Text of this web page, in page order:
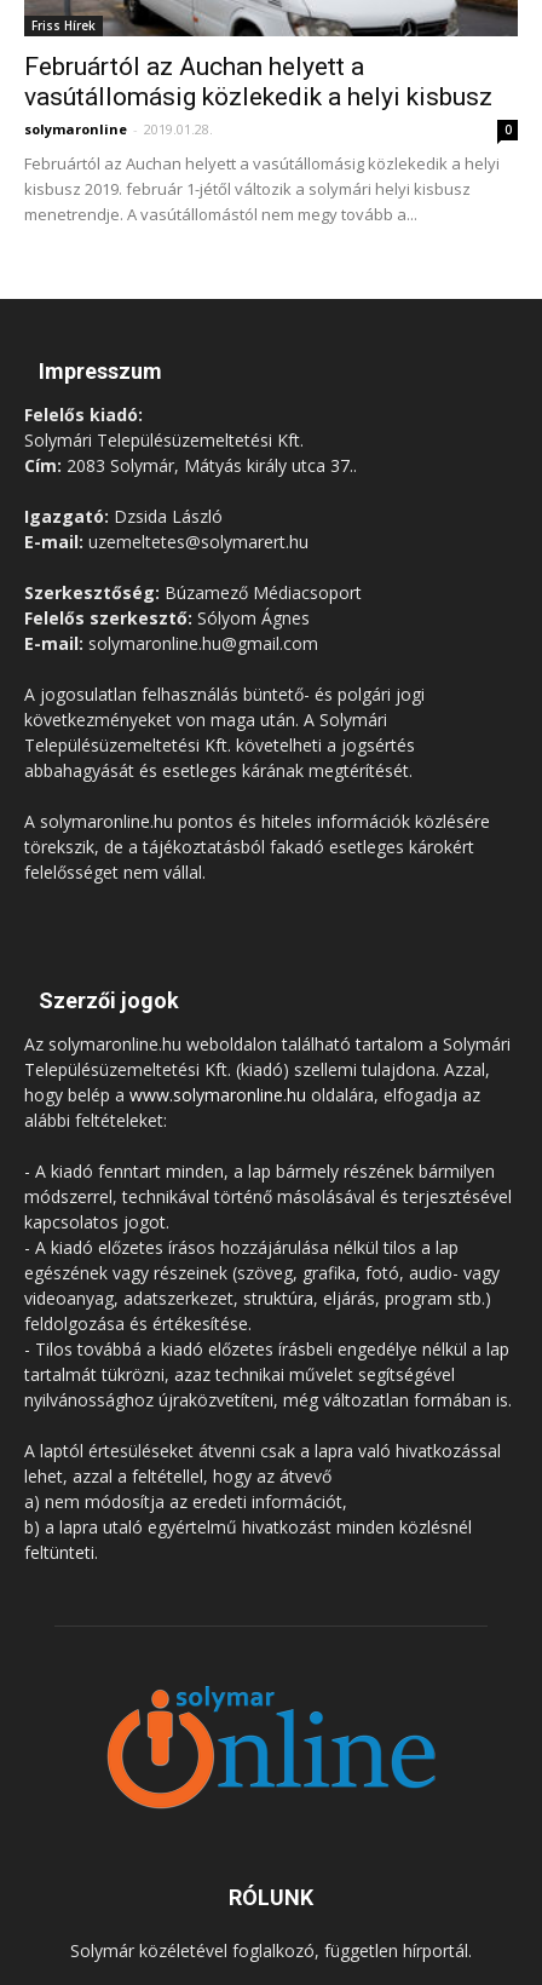
Friss Hírek
Februártól az Auchan helyett a
vasútállomásig közlekedik a helyi kisbusz
solymaronline - 2019.01.28. 0
Februártól az Auchan helyett a vasútállomásig közlekedik a helyi
kisbusz 2019. február 1-jétől változik a solymári helyi kisbusz
menetrendje. A vasútállomástól nem megy tovább a...
Impresszum
Felelős kiadó:
Solymári Településüzemeltetési Kft.
Cím: 2083 Solymár, Mátyás király utca 37..
Igazgató: Dzsida László
E-mail: uzemeltetes@solymarert.hu
Szerkesztőség: Búzamező Médiacsoport
Felelős szerkesztő: Sólyom Ágnes
E-mail: solymaronline.hu@gmail.com
A jogosulatlan felhasználás büntető- és polgári jogi
következményeket von maga után. A Solymári
Településüzemeltetési Kft. követelheti a jogsértés
abbahagyását és esetleges kárának megtérítését.
A solymaronline.hu pontos és hiteles információk közlésére
törekszik, de a tájékoztatásból fakadó esetleges károkért
felelősséget nem vállal.
Szerzői jogok
Az solymaronline.hu weboldalon található tartalom a Solymári
Településüzemeltetési Kft. (kiadó) szellemi tulajdona. Azzal,
hogy belép a www.solymaronline.hu oldalára, elfogadja az
alábbi feltételeket:
- A kiadó fenntart minden, a lap bármely részének bármilyen
módszerrel, technikával történő másolásával és terjesztésével
kapcsolatos jogot.
- A kiadó előzetes írásos hozzájárulása nélkül tilos a lap
egészének vagy részeinek (szöveg, grafika, fotó, audio- vagy
videoanyag, adatszerkezet, struktúra, eljárás, program stb.)
feldolgozása és értékesítése.
- Tilos továbbá a kiadó előzetes írásbeli engedélye nélkül a lap
tartalmát tükrözni, azaz technikai művelet segítségével
nyilvánossághoz újraközvetíteni, még változatlan formában is.
A laptól értesüléseket átvenni csak a lapra való hivatkozással
lehet, azzal a feltétellel, hogy az átvevő
a) nem módosítja az eredeti információt,
b) a lapra utaló egyértelmű hivatkozást minden közlésnél
feltünteti.
RÓLUNK
Solymár közéletével foglalkozó, független hírportál.